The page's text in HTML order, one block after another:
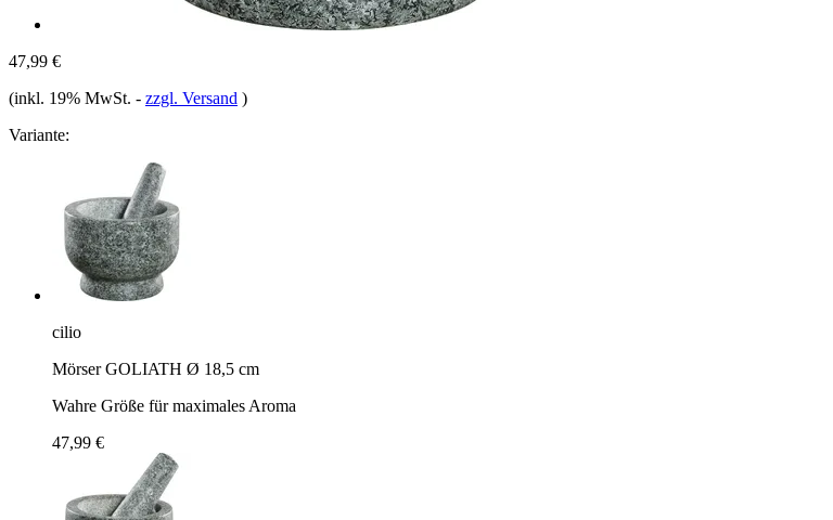
47,99 €
(inkl. 19% MwSt. - zzgl. Versand )
Variante:
cilio
Mörser GOLIATH Ø 18,5 cm
Wahre Größe für maximales Aroma
47,99 €